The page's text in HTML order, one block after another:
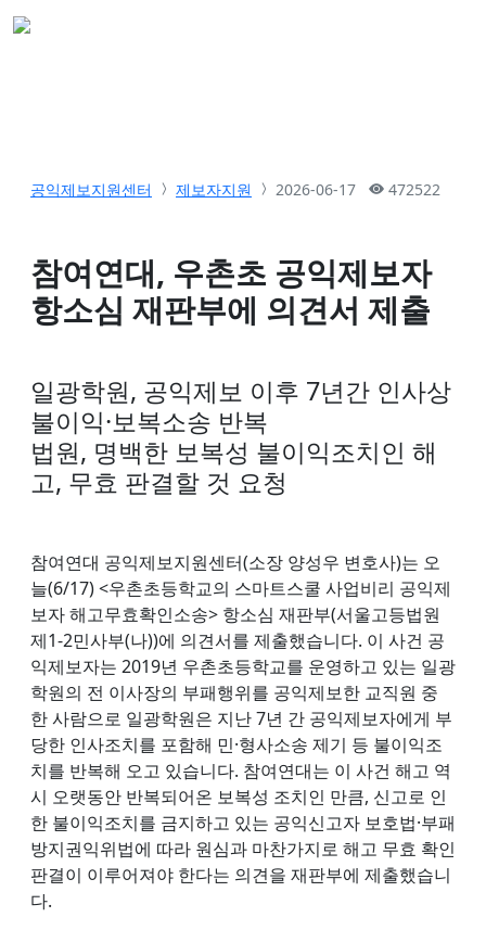
공익제보지원센터 제보자지원 2026-06-17 472522
참여연대, 우촌초 공익제보자
항소심 재판부에 의견서 제출
일광학원, 공익제보 이후 7년간 인사상
불이익·보복소송 반복
법원, 명백한 보복성 불이익조치인 해
고, 무효 판결할 것 요청
참여연대 공익제보지원센터(소장 양성우 변호사)는 오
늘(6/17) <우촌초등학교의 스마트스쿨 사업비리 공익제
보자 해고무효확인소송> 항소심 재판부(서울고등법원
제1-2민사부(나))에 의견서를 제출했습니다. 이 사건 공
익제보자는 2019년 우촌초등학교를 운영하고 있는 일광
학원의 전 이사장의 부패행위를 공익제보한 교직원 중
한 사람으로 일광학원은 지난 7년 간 공익제보자에게 부
당한 인사조치를 포함해 민·형사소송 제기 등 불이익조
치를 반복해 오고 있습니다. 참여연대는 이 사건 해고 역
시 오랫동안 반복되어온 보복성 조치인 만큼, 신고로 인
한 불이익조치를 금지하고 있는 공익신고자 보호법·부패
방지권익위법에 따라 원심과 마찬가지로 해고 무효 확인
판결이 이루어져야 한다는 의견을 재판부에 제출했습니
다.